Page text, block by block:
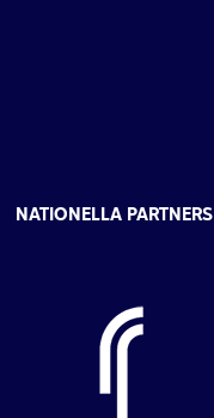
NATIONELLA PARTNERS